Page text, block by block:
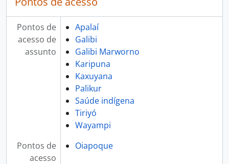
Pontos de
acesso de
assunto
Apalaí
Galibi
Galibi Marworno
Karipuna
Kaxuyana
Palikur
Saúde indígena
Tiriyó
Wayampi
Pontos de
acesso
Oiapoque